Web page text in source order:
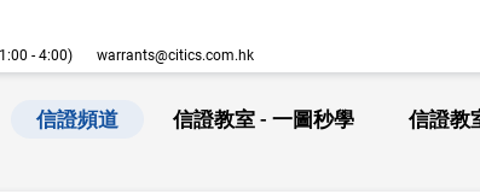
- 4:00)
warrants@citics.com.hk
信證頻道 信證教室 - 一圖秒學 信證教